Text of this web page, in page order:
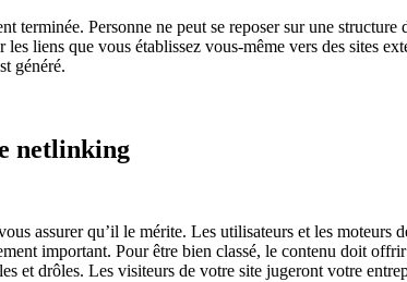
Personne ne peut se reposer sur une
liens que vous établissez vous-même vers des sites
généré.
netlinking
assurer qu’il le mérite. Les utilisateurs et les moteurs
important. Pour être bien classé, le contenu doit
et drôles. Les visiteurs de votre site jugeront votre